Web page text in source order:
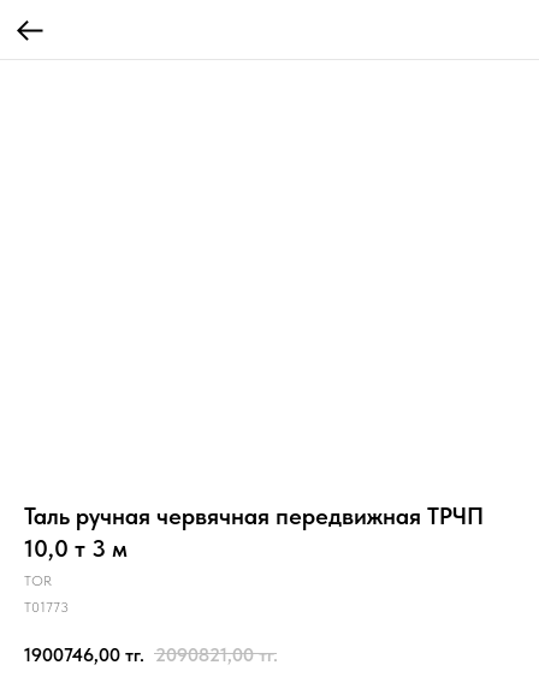
Таль ручная червячная передвижная ТРЧП
10,0 т 3 м
TOR
T01773
1900746,00 тг. 2090821,00 тг.